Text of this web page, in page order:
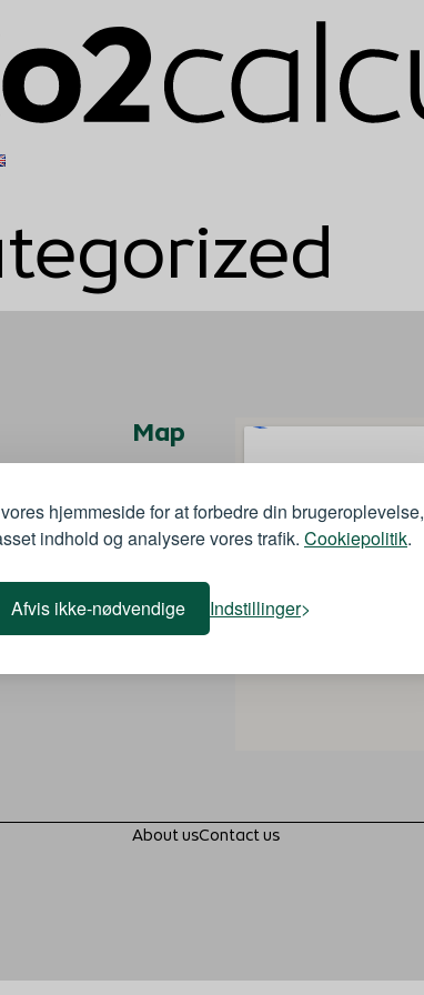
hjemmeside for at forbedre din brugeroplevelse,
indhold og analysere vores trafik. Cookiepolitik.
Afvis ikke-nødvendige Indstillinger
Map
About usContact us